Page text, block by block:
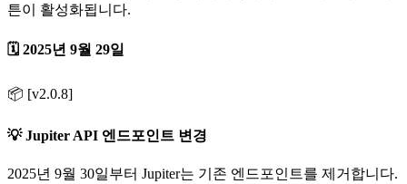
튼이 활성화됩니다.
🗓️ 2025년 9월 29일
📦 [v2.0.8]
💡 Jupiter API 엔드포인트 변경
2025년 9월 30일부터 Jupiter는 기존 엔드포인트를 제거합니다.